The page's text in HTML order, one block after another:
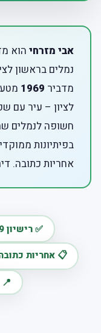
אבי מזרחיהוא
נמלים בראשון
מדביר 1969
לציון – עיר עם
חשופה לנמלים
בפיתיונות
אחריות כתובה.
✅ רישיון 1969
📋 אחריות